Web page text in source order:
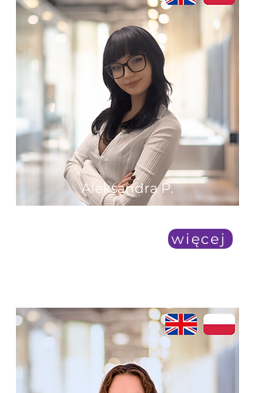
Aleksandra P.
więcej